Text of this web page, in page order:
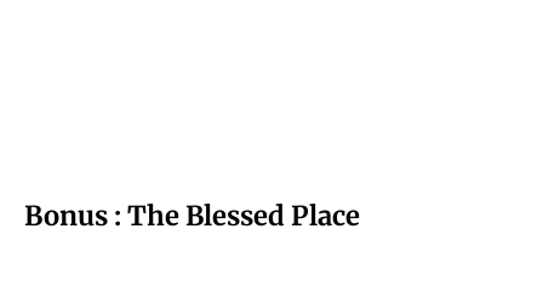
Bonus : The Blessed Place